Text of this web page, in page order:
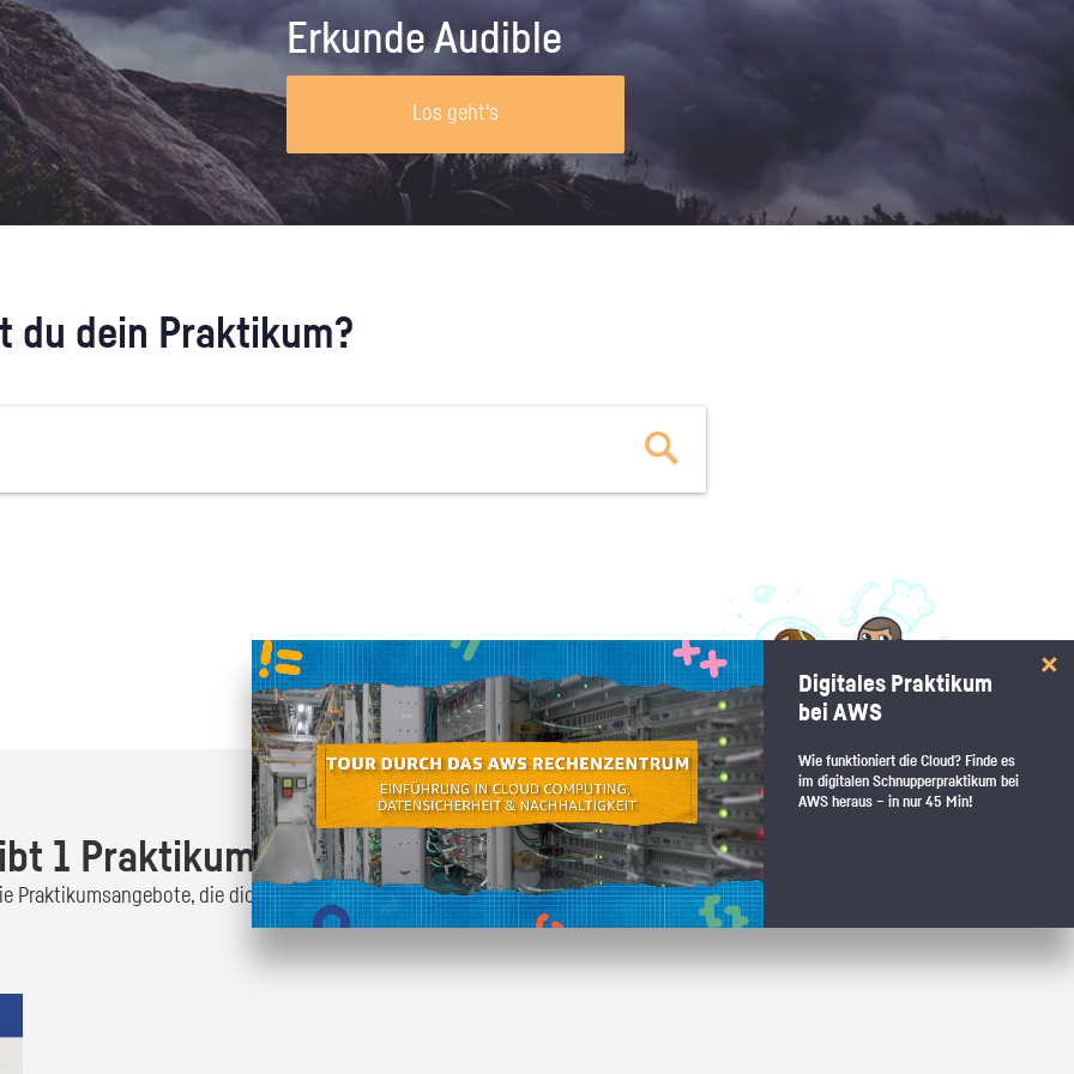
Unternehmen lohnt, wie man sich
vorbereitet und wie ein Vorab-Anruf
abläuft.
Erkunde Audible
Los geht's
du dein Praktikum?
Oder finde heraus was dich interessiert:
zum Stärkentest.
1 Praktikumsangebot!
Praktikumsangebote, die dich interessieren und bewirb dich wenn du den passenden Platz
Digitales Praktikum
bei AWS
Wie funktioniert die Cloud? Finde es
im digitalen Schnupperpraktikum bei
AWS heraus – in nur 45 Min!